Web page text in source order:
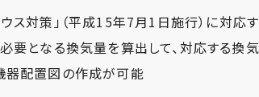
ス対策」（平成15年7月1日施行）に対
要となる換気量を算出して、対応する換
器配置図の作成が可能